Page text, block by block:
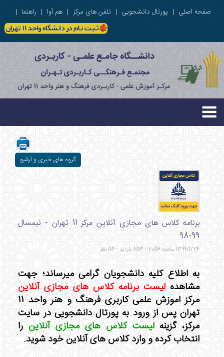
صفحه اصلی | پورتال دانشجویی | تلفن های مرکز | هم آوا | راهنما |
گروه های خبری و آرشیو
برنامه کلاس های مجازی آنلاین مرکز 11 تهران - نیمسال
99-98
1399/1/24 ساعت 20:56 - 853 بازدید - 54 نظر
به اطلاع کلیه دانشجویان گرامی میرساند؛ جهت
مشاهده لیست برنامه کلاس های مجازی آنلاین
مرکز اموزش علمی کاربری فرهنگ و هنر واحد 11
تهران پس از ورود به پورتال دانشجویی در سایت
مرکز، گزینهلیست کلاس های مجازی آنلاین را
انتخاب کرده و وارد کلاس های آنلاین خود شوید.